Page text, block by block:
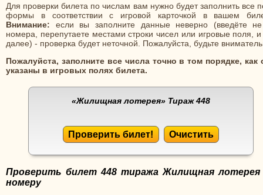
Для проверки билета по числам вам нужно будет заполнить все
формы в соответствии с игровой карточкой в вашем
Внимание: если вы заполните данные неверно (введёте
номера, перепутаете местами строки чисел или игровые поля, и
далее) - проверка будет неточной. Пожалуйста, будьте
Пожалуйста, заполните все числа точно в том порядке, как
указаны в игровых полях билета.
«Жилищная лотерея» Тираж 448
Проверить билет! Очистить
Проверить билет 448 тиража Жилищная лотерея
номеру